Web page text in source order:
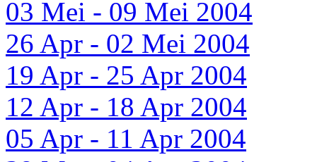
03 Mei - 09 Mei 2004
26 Apr - 02 Mei 2004
19 Apr - 25 Apr 2004
12 Apr - 18 Apr 2004
05 Apr - 11 Apr 2004